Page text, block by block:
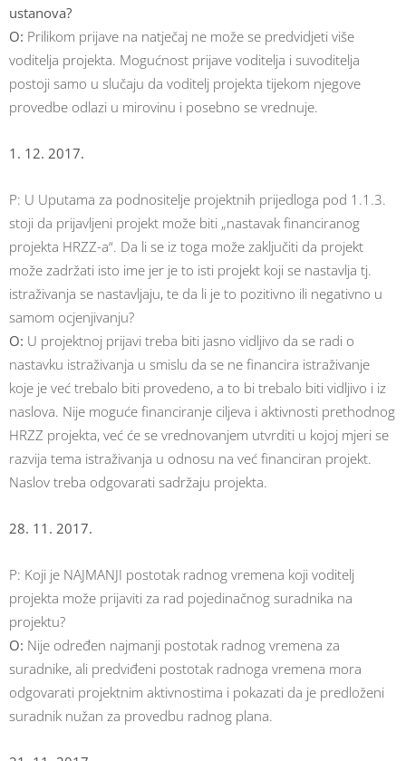
ustanova?
O: Prilikom prijave na natječaj ne može se predvidjeti više
voditelja projekta. Mogućnost prijave voditelja i suvoditelja
postoji samo u slučaju da voditelj projekta tijekom njegove
provedbe odlazi u mirovinu i posebno se vrednuje.
1. 12. 2017.
P: U Uputama za podnositelje projektnih prijedloga pod 1.1.3.
stoji da prijavljeni projekt može biti „nastavak financiranog
projekta HRZZ-a“. Da li se iz toga može zaključiti da projekt
može zadržati isto ime jer je to isti projekt koji se nastavlja tj.
istraživanja se nastavljaju, te da li je to pozitivno ili negativno u
samom ocjenjivanju?
O: U projektnoj prijavi treba biti jasno vidljivo da se radi o
nastavku istraživanja u smislu da se ne financira istraživanje
koje je već trebalo biti provedeno, a to bi trebalo biti vidljivo i iz
naslova. Nije moguće financiranje ciljeva i aktivnosti prethodnog
HRZZ projekta, već će se vrednovanjem utvrditi u kojoj mjeri se
razvija tema istraživanja u odnosu na već financiran projekt.
Naslov treba odgovarati sadržaju projekta.
28. 11. 2017.
P: Koji je NAJMANJI postotak radnog vremena koji voditelj
projekta može prijaviti za rad pojedinačnog suradnika na
projektu?
O: Nije određen najmanji postotak radnog vremena za
suradnike, ali predviđeni postotak radnoga vremena mora
odgovarati projektnim aktivnostima i pokazati da je predloženi
suradnik nužan za provedbu radnog plana.